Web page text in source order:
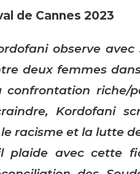
de Cannes 2023
observe
deux femmes
riche/
Kordofani
racisme et la lutte
plaide avec cette